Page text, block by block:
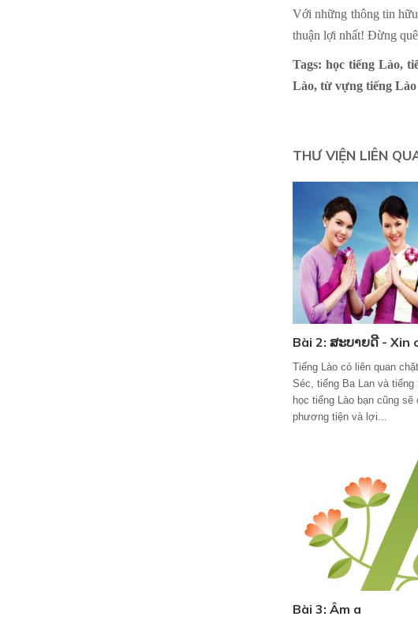
Với những thông tin
thuận lợi nhất! Đừng
Tags: học tiếng Lào,
Lào, từ vựng tiếng Lào
THƯ VIỆN LIÊN
Bài 2: ສະບາຍດີ - Xin
Tiếng Lào có liên quan
Séc, tiếng Ba Lan và tiếng
học tiếng Lào bạn cũng sẽ
phương tiện và lợi...
Bài 3: Âm a